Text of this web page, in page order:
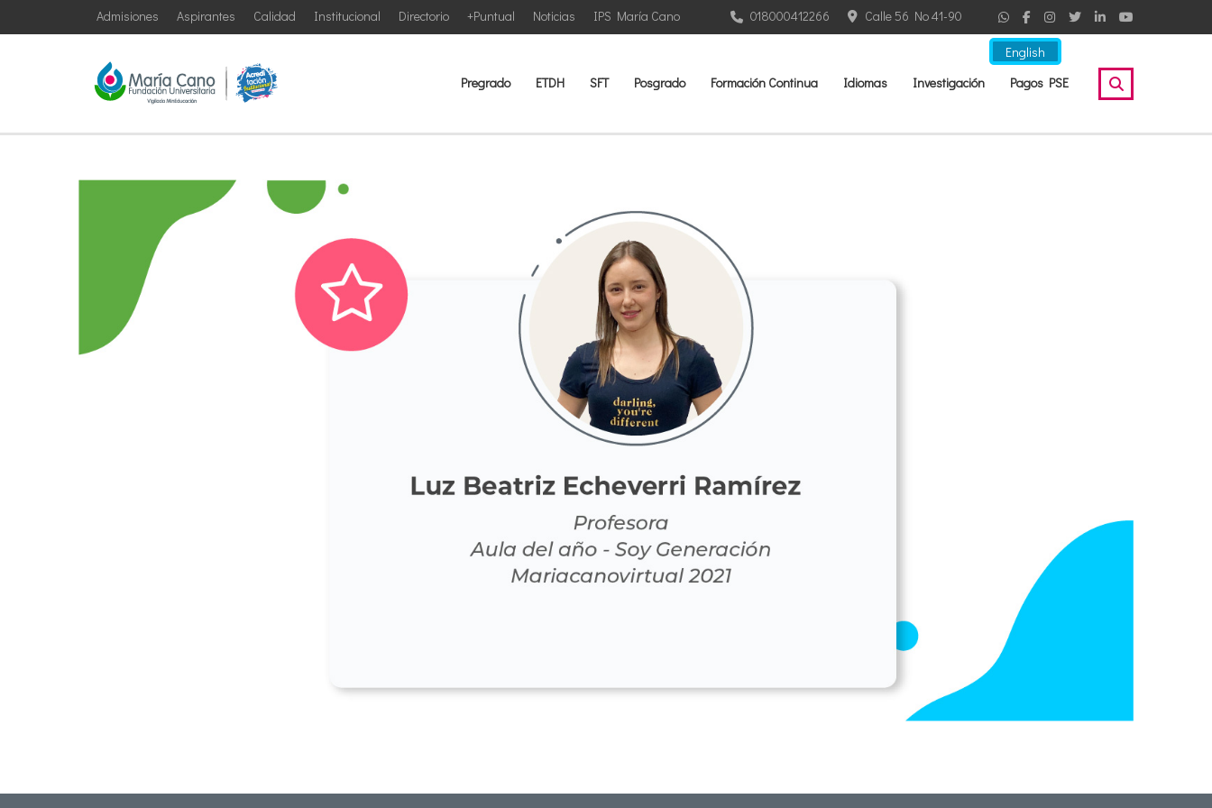
English
IPS María Cano
Noticias
+Puntual
Directorio
Institucional
Calidad
Aspirantes
Admisiones Calle 56 No 41-90
018000412266
Pregrado ETDH SFT Posgrado Formación Continua Idiomas Investigación Pagos PSE